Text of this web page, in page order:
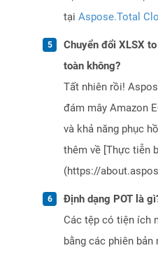
tại Aspose.Total
Chuyển đổi XLSX
toàn không?
Tất nhiên rồi!
đám mây Amazon
và khả năng phục
thêm về [Thực tiễn
(https://
Định dạng POT là
Các tệp có tiện ích
bằng các phiên